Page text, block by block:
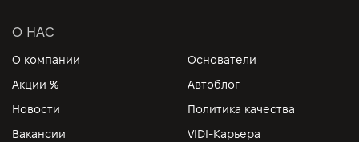
О НАС
О компании
Основатели
Акции %
Автоблог
Новости
Политика качества
Вакансии
VIDI-Карьера